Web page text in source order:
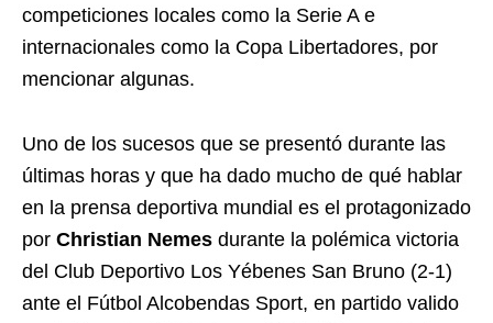
competiciones locales como la Serie A e
internacionales como la Copa Libertadores, por
mencionar algunas.
Uno de los sucesos que se presentó durante las
últimas horas y que ha dado mucho de qué hablar
en la prensa deportiva mundial es el protagonizado
por Christian Nemes durante la polémica victoria
del Club Deportivo Los Yébenes San Bruno (2-1)
ante el Fútbol Alcobendas Sport, en partido valido